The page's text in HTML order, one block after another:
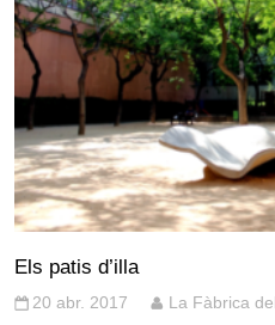
Els patis d’illa
20 abr. 2017 La Fàbrica